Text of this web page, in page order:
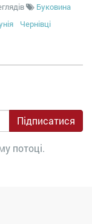
Буковина
Чернівці
Підписатися
потоці.